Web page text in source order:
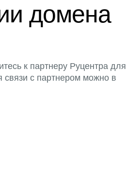
домена
к партнеру Руцентра для
связи с партнером можно в